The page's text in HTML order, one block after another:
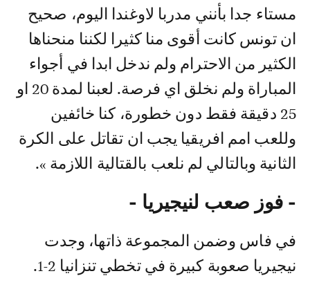
مستاء جدا بأنني مدربا لاوغندا اليوم، صحيح
ان تونس كانت أقوى منا كثيرا لكننا منحناها
الكثير من الاحترام ولم ندخل ابدا في أجواء
المباراة ولم نخلق اي فرصة. لعبنا لمدة 20 او
25 دقيقة فقط دون خطورة، كنا خائفين
وللعب امم افريقيا يجب ان تقاتل على الكرة
الثانية وبالتالي لم نلعب بالقتالية اللازمة ».
- فوز صعب لنيجيريا -
في فاس وضمن المجموعة ذاتها، وجدت
نيجيريا صعوبة كبيرة في تخطي تنزانيا 2-1.